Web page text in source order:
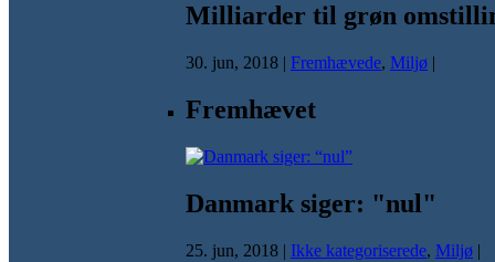
Milliarder til grøn
30. jun, 2018 | Fremhævede, Miljø |
Fremhævet
Danmark siger: "nul"
25. jun, 2018 | Ikke kategoriserede, Miljø |